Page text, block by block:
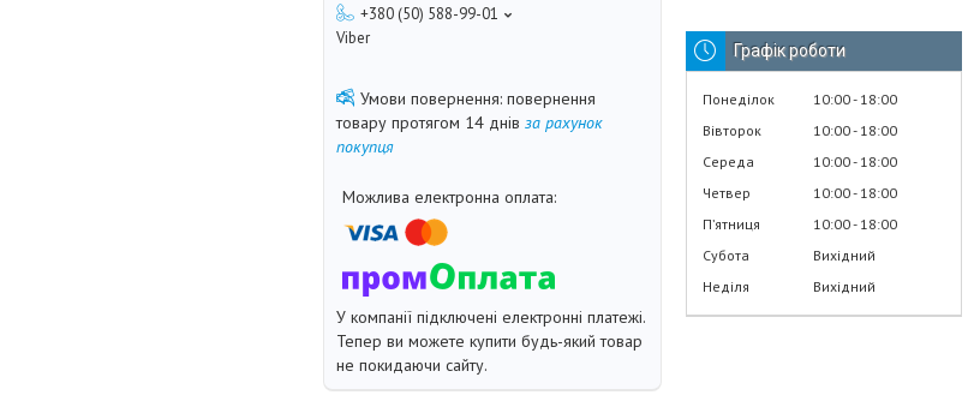
+380 (50) 588-99-01
Viber
повернення
товару протягом 14 днів за рахунок
покупця
У компанії підключені електронні платежі.
Тепер ви можете купити будь-який товар
не покидаючи сайту.
Графік роботи
Понеділок 10:00 18:00
Вівторок
10:00 18:00
Середа
10:00 18:00
Четвер
10:00 18:00
Пʼятниця
10:00 18:00
Субота
Вихідний
Неділя
Вихідний